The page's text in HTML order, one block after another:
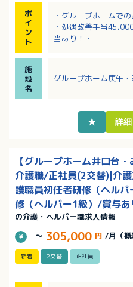
ポ
イ
ン
ト
・グループホームで
・処遇改善手当
当あり！
施
設
名
グループホーム庚午
★ 詳細
【グループホーム井口台
介護職/正社員(2交替)|介
護職員初任者研修（ヘル
修（ヘルパー1級）/賞与あ
の介護・ヘルパー職求人情報
～ 305,000 円 /月（概
新着 2交替 正社員